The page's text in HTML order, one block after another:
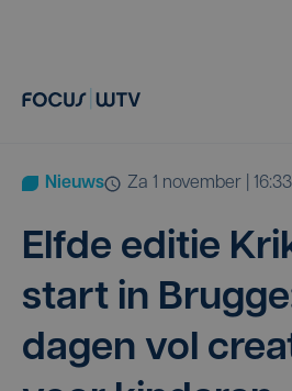
Nieuws za 1 november | 16:33
Elf­de edi­tie
start in
dagen vol